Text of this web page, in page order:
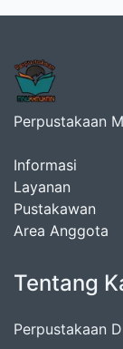
Perpustakaan
Informasi
Layanan
Pustakawan
Area Anggota
Tentang
Perpustakaan